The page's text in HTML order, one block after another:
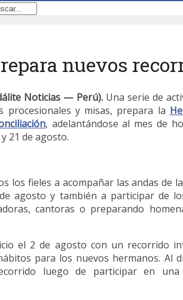
nuevos
Noticias — Perú).Una serie de
procesionales y misas, prepara la
, adelantándose al mes de
21 de agosto.
los fieles a acompañar las andas de la
agosto y también a participar de
cantoras o preparando
el 2 de agosto con un recorrido
para los nuevos hermanos. Al
luego de participar en una